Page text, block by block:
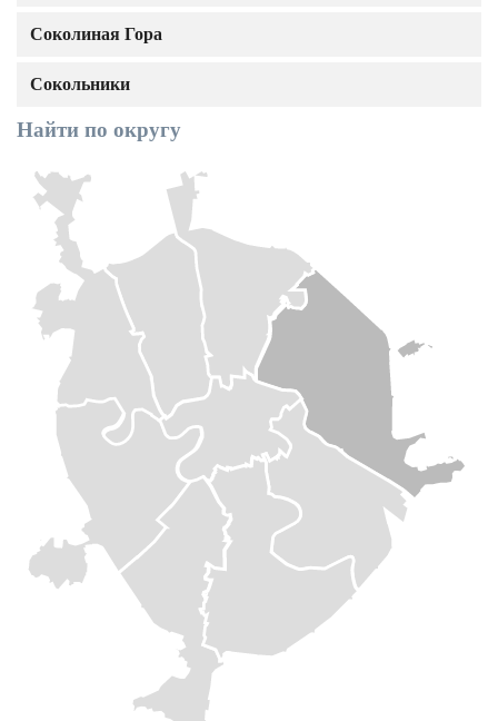
Соколиная Гора
Сокольники
Найти по округу